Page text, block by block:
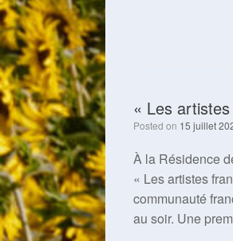
« Les
Posted on 15 juillet
À la Résidence
« Les artistes
communauté
au soir. Une